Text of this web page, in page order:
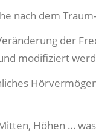
nach dem
der
modifiziert
Höhen …